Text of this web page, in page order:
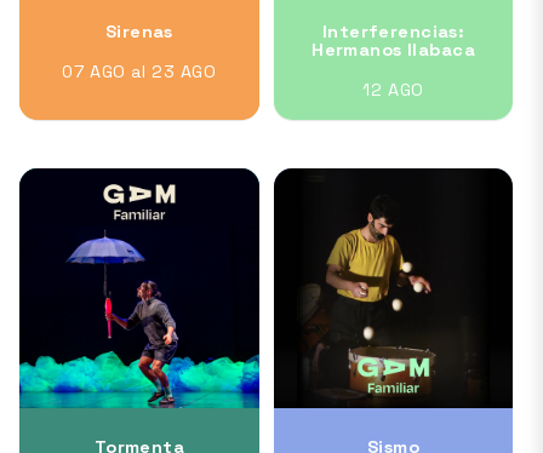
Sirenas
07 AGO al 23 AGO
Interferencias:
Hermanos Ilabaca
12 AGO
Tormenta
Sismo